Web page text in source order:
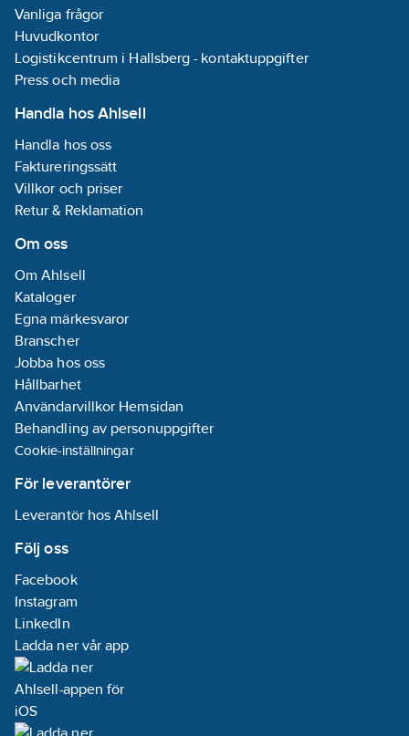
Vanliga frågor
Huvudkontor
Logistikcentrum i Hallsberg - kontaktuppgifter
Press och media
Handla hos Ahlsell
Handla hos oss
Faktureringssätt
Villkor och priser
Retur & Reklamation
Om oss
Om Ahlsell
Kataloger
Egna märkesvaror
Branscher
Jobba hos oss
Hållbarhet
Användarvillkor Hemsidan
Behandling av personuppgifter
Cookie-inställningar
För leverantörer
Leverantör hos Ahlsell
Följ oss
Facebook
Instagram
LinkedIn
Ladda ner vår app